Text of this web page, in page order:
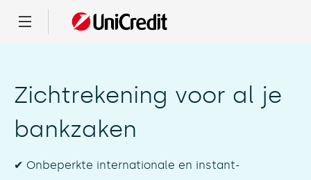
Menu
Zichtrekening voor al je
bankzaken
✔ Onbeperkte internationale en instant-